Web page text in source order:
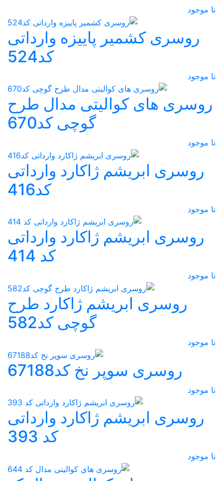
نا موجود
روسری کشمیر پاییزه وارداتی
کد524
نا موجود
روسری های کوالیتی مدال طرح
گوچی کد670
نا موجود
روسری ابریشم ژاکارد وارداتی
کد416
نا موجود
روسری ابریشم ژاکارد وارداتی
کد 414
نا موجود
روسری ابریشم ژاکارد طرح
گوچی کد582
نا موجود
روسری سوپر نخ کد67188
نا موجود
روسری ابریشم ژاکارد وارداتی
کد 393
نا موجود